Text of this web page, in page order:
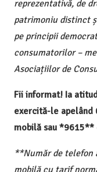
reprezentativă, de
patrimoniu distinct
pe principii
consumatorilor –
Asociațiilor de
Fii informat! Ia
exercită-le apelând
mobilă sau
**Număr de telefon